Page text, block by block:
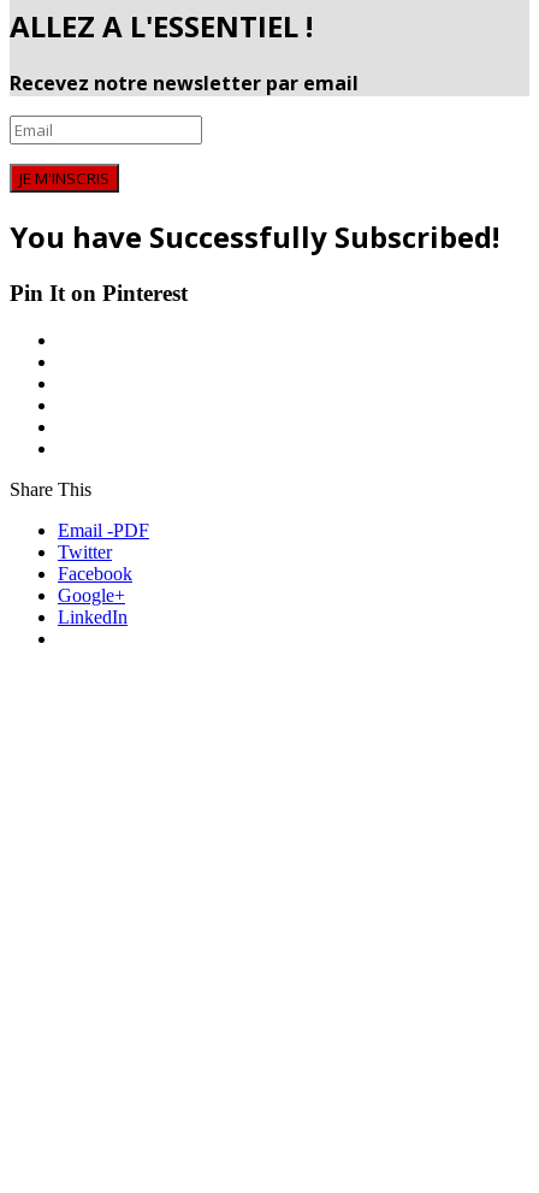
ALLEZ A L'ESSENTIEL !
Recevez notre newsletter par email
JE M'INSCRIS
You have Successfully Subscribed!
Pin It on Pinterest
Share This
Email -PDF
Twitter
Facebook
Google+
LinkedIn